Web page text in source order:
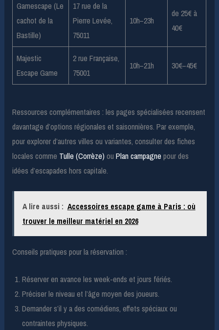
Gamescape (Le
cachot de la
Bastille)
17 rue de la
Pierre Levée,
75011
10h–23h
de 25€ à
40€
Majestic
Escape Game
2 rue Française,
75001
10h–21h 30€–45€
Ressources complémentaires : les pages spécialisées recensent
davantage d’options régionales et saisonnières. Par exemple,
pour explorer d’autres villes ou variantes, consulter des fiches
locales comme Tulle (Corrèze) ouPlan campagnepour des
idées d’escapades hors capitale.
A lire aussi : Accessoires escape game à Paris : où
trouver le meilleur matériel en 2026
Conseils pratiques pour la réservation :
Réserver en avance les week-ends et jours fériés.
Préciser le niveau et l’âge moyen des joueurs.
Demander s’il y a des comédiens, effets spéciaux ou
contraintes physiques.